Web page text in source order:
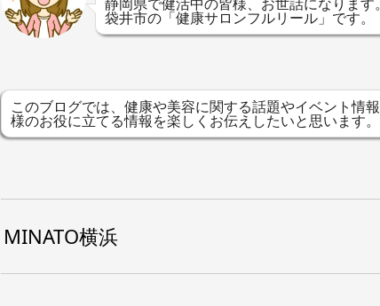
袋井市の「健康サロンフルリール」です。
このブログでは、健康や美容に関する話題やイベント情
様のお役に立てる情報を楽しくお伝えしたいと思います。
MINATO横浜